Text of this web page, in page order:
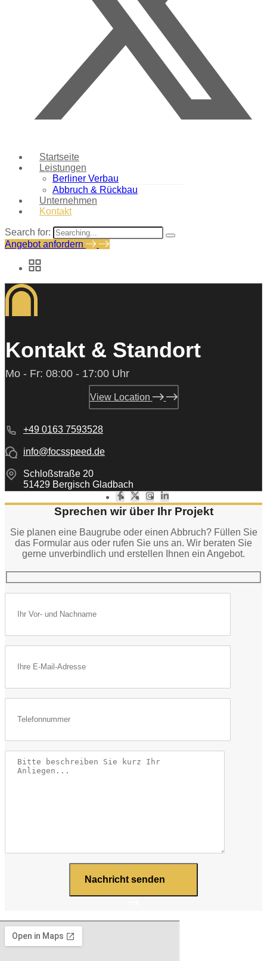
Startseite
Leistungen
Berliner Verbau
Abbruch & Rückbau
Unternehmen
Kontakt
Search for:
Angebot anfordern
Kontakt & Standort
Mo - Fr: 08:00 - 17:00 Uhr
View Location
+49 0163 7593528
info@focsspeed.de
Schloßstraße 20
51429 Bergisch Gladbach​
Sprechen wir über Ihr Projekt
Sie planen eine Baugrube oder einen Abbruch? Füllen Sie
das Formular aus oder rufen Sie uns an. Wir beraten Sie
gerne unverbindlich und erstellen Ihnen ein Angebot.